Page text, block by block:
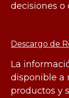
decisiones o
Descargo de
La
disponible a
productos y